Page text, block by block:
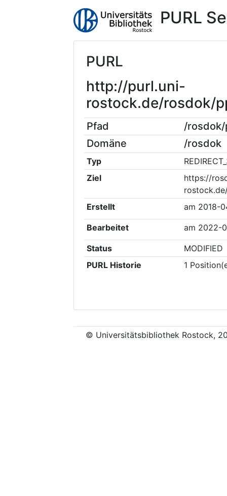
PURL
PURL
http://purl.uni-
rostock.de/rosdok/
Pfad
/rosdok/
Domäne
/rosdok
Typ
Ziel
https://
Erstellt
am 2018-
Bearbeitet am 2022-
Status
MODIFIED
PURL Historie
1
© Universitätsbibliothek Rostock,